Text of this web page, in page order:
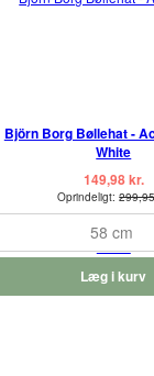
Björn Borg Bøllehat -
White
149,98 kr.
Oprindeligt:
58 cm
Læg i kurv